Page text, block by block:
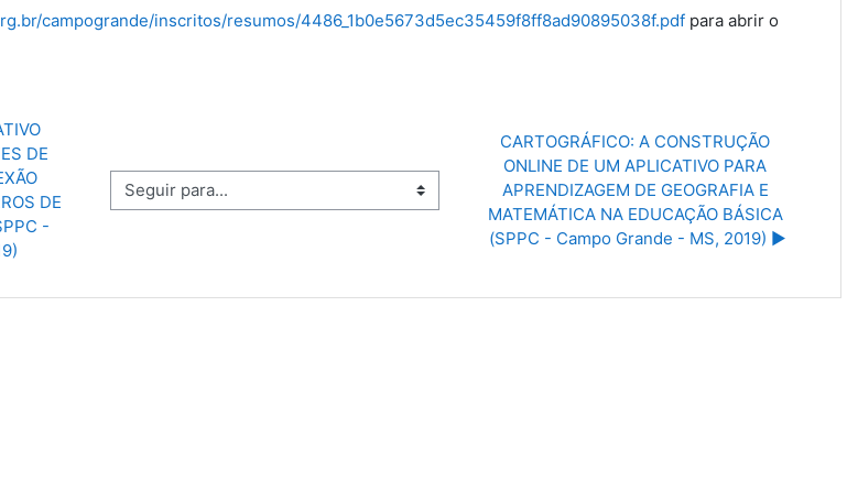
campogrande/inscritos/resumos/4486_1b0e5673d5ec35459f8ff8ad90895038f.pdf para abrir o
DE
DE
-
Seguir para...
CARTOGRÁFICO: A CONSTRUÇÃO
ONLINE DE UM APLICATIVO PARA
APRENDIZAGEM DE GEOGRAFIA E
MATEMÁTICA NA EDUCAÇÃO BÁSICA
(SPPC - Campo Grande - MS, 2019) ▶︎